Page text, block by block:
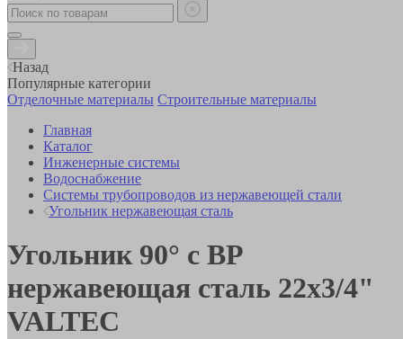
Назад
Популярные категории
Отделочные материалы Строительные материалы
Главная
Каталог
Инженерные системы
Водоснабжение
Системы трубопроводов из нержавеющей стали
Угольник нержавеющая сталь
Угольник 90° с ВР
нержавеющая сталь 22х3/4"
VALTEC